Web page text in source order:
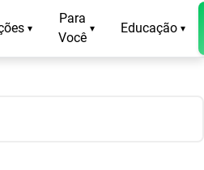
▾
Para
Você
▾ Educação ▾